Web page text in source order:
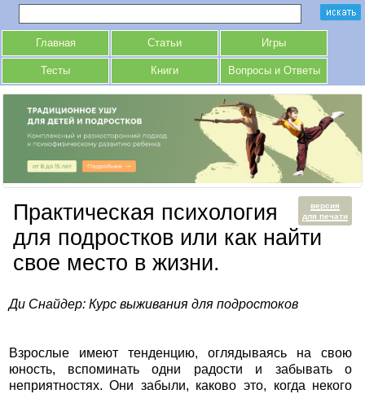
Главная Статьи Игры
Тесты Книги Вопросы и Ответы
версия
для печати
Практическая психология
для подростков или как найти
свое место в жизни.
Ди Снайдер: Курс выживания для подростоков
Взрослые имеют тенденцию, оглядываясь на свою
юность, вспоминать одни радости и забывать о
неприятностях. Они забыли, каково это, когда некого